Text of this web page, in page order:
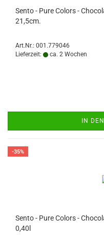
Sento - Pure Colors -
21,5cm.
Art.Nr.: 001.779046
Lieferzeit:
ca. 2 Wochen
IN
-35%
Sento - Pure Colors -
0,40l